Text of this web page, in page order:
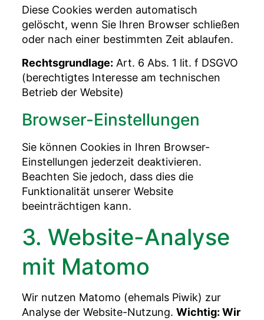
Diese Cookies werden automatisch
gelöscht, wenn Sie Ihren Browser schließen
oder nach einer bestimmten Zeit ablaufen.
Rechtsgrundlage: Art. 6 Abs. 1 lit. f DSGVO
(berechtigtes Interesse am technischen
Betrieb der Website)
Browser-Einstellungen
Sie können Cookies in Ihren Browser-
Einstellungen jederzeit deaktivieren.
Beachten Sie jedoch, dass dies die
Funktionalität unserer Website
beeinträchtigen kann.
3. Website-Analyse
mit Matomo
Wir nutzen Matomo (ehemals Piwik) zur
Analyse der Website-Nutzung. Wichtig: Wir